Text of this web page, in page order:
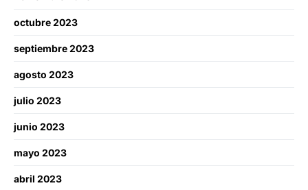
octubre 2023
septiembre 2023
agosto 2023
julio 2023
junio 2023
mayo 2023
abril 2023